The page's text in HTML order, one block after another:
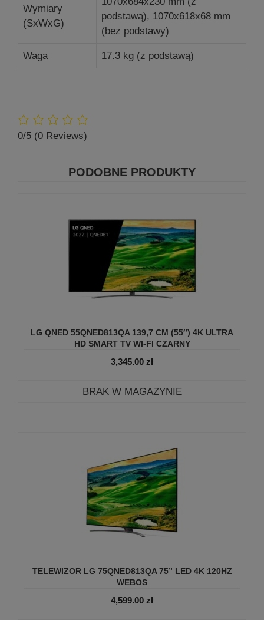
Wymiary
(SxWxG)
podstawą), 1070x618x68 mm
(bez podstawy)
Waga 17.3 kg (z podstawą)
0/5 (0 Reviews)
PODOBNE PRODUKTY
LG QNED 55QNED813QA 139,7 CM (55″) 4K ULTRA
HD SMART TV WI-FI CZARNY
3,345.00 zł
BRAK W MAGAZYNIE
TELEWIZOR LG 75QNED813QA 75” LED 4K 120HZ
WEBOS
4,599.00 zł